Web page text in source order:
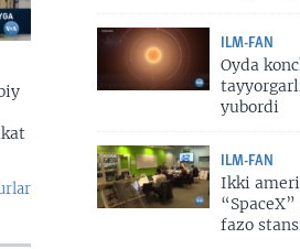
ILM-FAN
Oyda
yubordi
ILM-FAN
Ikki
fazo